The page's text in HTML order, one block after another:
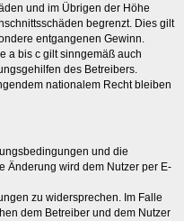
und im Übrigen der Höhe
begrenzt. Dies gilt
entgangenen Gewinn.
a bis c gilt sinngemäß auch
des Betreibers.
nationalem Recht bleiben
und die
Änderung wird dem Nutzer per E-
zu widersprechen. Im Falle
dem Betreiber und dem Nutzer